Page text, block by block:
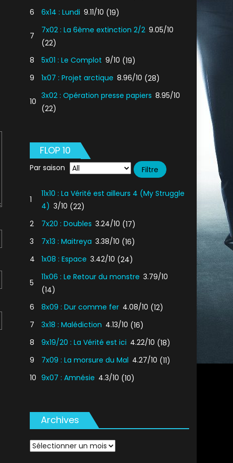
6
6x14 : Lundi 9.11/10 (19)
7
7x02 : La 6ème extinction 2/2 9.05/10
(22)
8
5x01 : Le Complot 9/10 (19)
9
1x07 : Projet arctique 8.96/10 (28)
10
3x02 : Opération presse papiers 8.95/10
(22)
FLOP 10
Par saison
1
11x10 : La Vérité est ailleurs 4 (My Struggle
4) 3/10 (22)
2
7x20 : Doubles 3.24/10 (17)
3
7x13 : Maitreya 3.38/10 (16)
4
1x08 : Espace 3.42/10 (24)
5
11x06 : Le Retour du monstre 3.79/10
(14)
6
8x09 : Dur comme fer 4.08/10 (12)
7
3x18 : Malédiction 4.13/10 (16)
8
9x19/20 : La Vérité est ici 4.22/10 (18)
9
7x09 : La morsure du Mal 4.27/10 (11)
10 9x07 : Amnésie 4.3/10 (10)
Archives
Archives